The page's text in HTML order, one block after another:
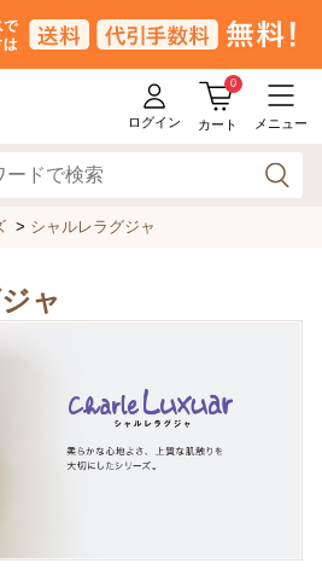
ログイン
0
カート メニュー
> シャルレラグジャ
ャ